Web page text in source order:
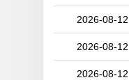
2026-08-12
2026-08-12
2026-08-12